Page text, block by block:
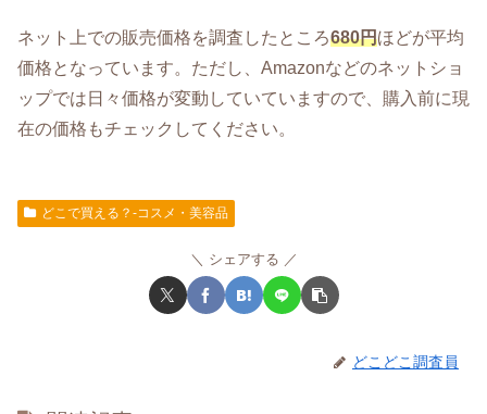
ネット上での販売価格を調査したところ680円ほどが平均
価格となっています。ただし、Amazonなどのネットショ
ップでは日々価格が変動していていますので、購入前に現
在の価格もチェックしてください。
どこで買える？-コスメ・美容品
シェアする
どこどこ調査員